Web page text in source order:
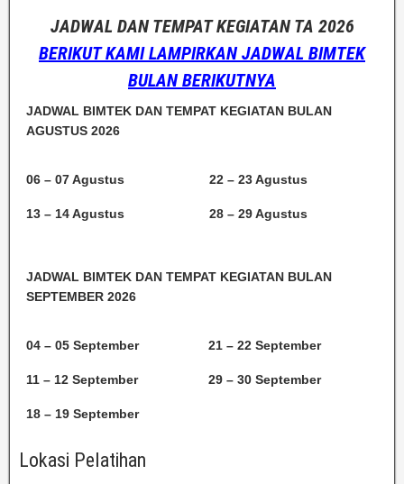
JADWAL DAN TEMPAT KEGIATAN TA 2026
BERIKUT KAMI LAMPIRKAN JADWAL BIMTEK
BULAN BERIKUTNYA
JADWAL BIMTEK DAN TEMPAT KEGIATAN BULAN
AGUSTUS 2026
06 – 07 Agustus 22 – 23 Agustus
13 – 14 Agustus 28 – 29 Agustus
JADWAL BIMTEK DAN TEMPAT KEGIATAN BULAN
SEPTEMBER 2026
04 – 05 September 21 – 22 September
11 – 12 September 29 – 30 September
18 – 19 September
Lokasi Pelatihan